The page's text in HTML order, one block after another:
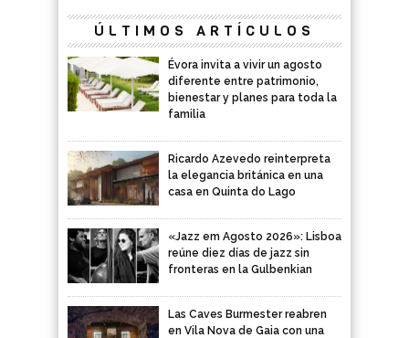
ÚLTIMOS ARTÍCULOS
Évora invita a vivir un agosto
diferente entre patrimonio,
bienestar y planes para toda la
familia
Ricardo Azevedo reinterpreta
la elegancia británica en una
casa en Quinta do Lago
«Jazz em Agosto 2026»: Lisboa
reúne diez días de jazz sin
fronteras en la Gulbenkian
Las Caves Burmester reabren
en Vila Nova de Gaia con una